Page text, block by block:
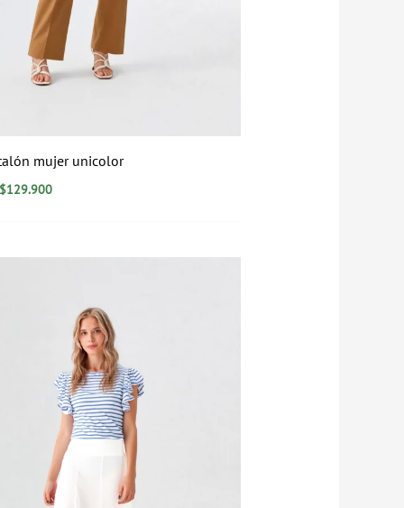
mujer unicolor
$129.900